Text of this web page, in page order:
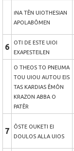
INA TÊN UIOTHESIAN
APOLABÔMEN
6
OTI DE ESTE UIOI
EXAPESTEILEN
O THEOS TO PNEUMA
TOU UIOU AUTOU EIS
TAS KARDIAS ÊMÔN
KRAZON ABBA O
PATÊR
7
ÔSTE OUKETI EI
DOULOS ALLA UIOS